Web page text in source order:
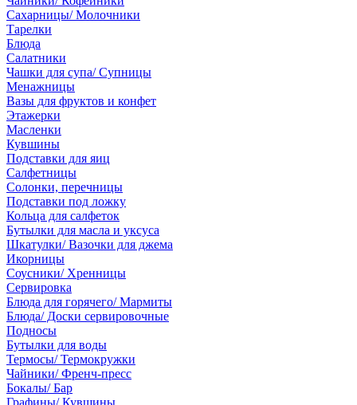
Сахарницы/ Молочники
Тарелки
Блюда
Салатники
Чашки для супа/ Супницы
Менажницы
Вазы для фруктов и конфет
Этажерки
Масленки
Кувшины
Подставки для яиц
Салфетницы
Солонки, перечницы
Подставки под ложку
Кольца для салфеток
Бутылки для масла и уксуса
Шкатулки/ Вазочки для джема
Икорницы
Соусники/ Хренницы
Сервировка
Блюда для горячего/ Мармиты
Блюда/ Доски сервировочные
Подносы
Бутылки для воды
Термосы/ Термокружки
Чайники/ Френч-пресс
Бокалы/ Бар
Графины/ Кувшины